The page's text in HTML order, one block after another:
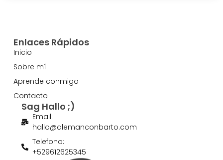
Enlaces Rápidos
Inicio
Sobre mí
Aprende conmigo
Contacto
Sag Hallo ;)
Email:
hallo@alemanconbarto.com
Telefono:
+529612625345